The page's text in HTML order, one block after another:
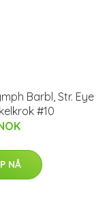
Barbl, Str. Eye
#10
NÅ